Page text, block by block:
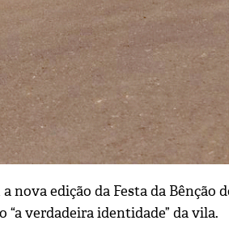
nova edição da Festa da Bênção
verdadeira identidade” da vila.